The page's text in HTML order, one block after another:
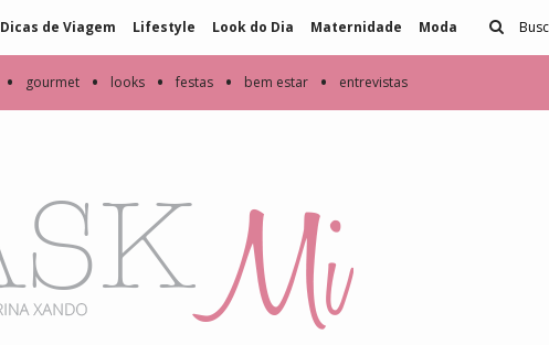
Dicas de Viagem Lifestyle Look do Dia Maternidade Moda
• gourmet • looks • festas • bem estar • entrevistas